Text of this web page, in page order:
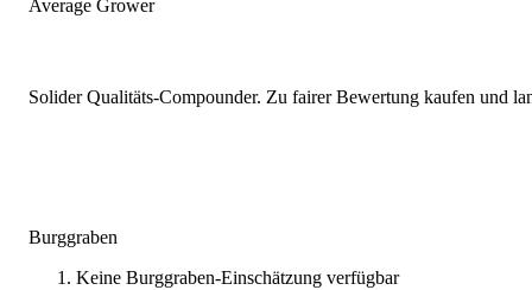
Average Grower
Solider Qualitäts-Compounder. Zu fairer Bewertung kaufen und
Burggraben
Keine Burggraben-Einschätzung verfügbar